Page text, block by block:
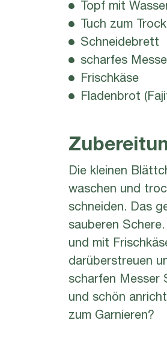
Topf mit
Tuch zum
Schneidebrett
scharfes
Frischkäse
Fladenbrot
Die kleinen
waschen und
schneiden. Das
sauberen
und mit
darüberstreuen
scharfen Messer
und schön
zum Garnieren?